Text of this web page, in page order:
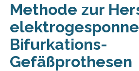
Methode zur
Bifurkations-
Gefäßprothesen